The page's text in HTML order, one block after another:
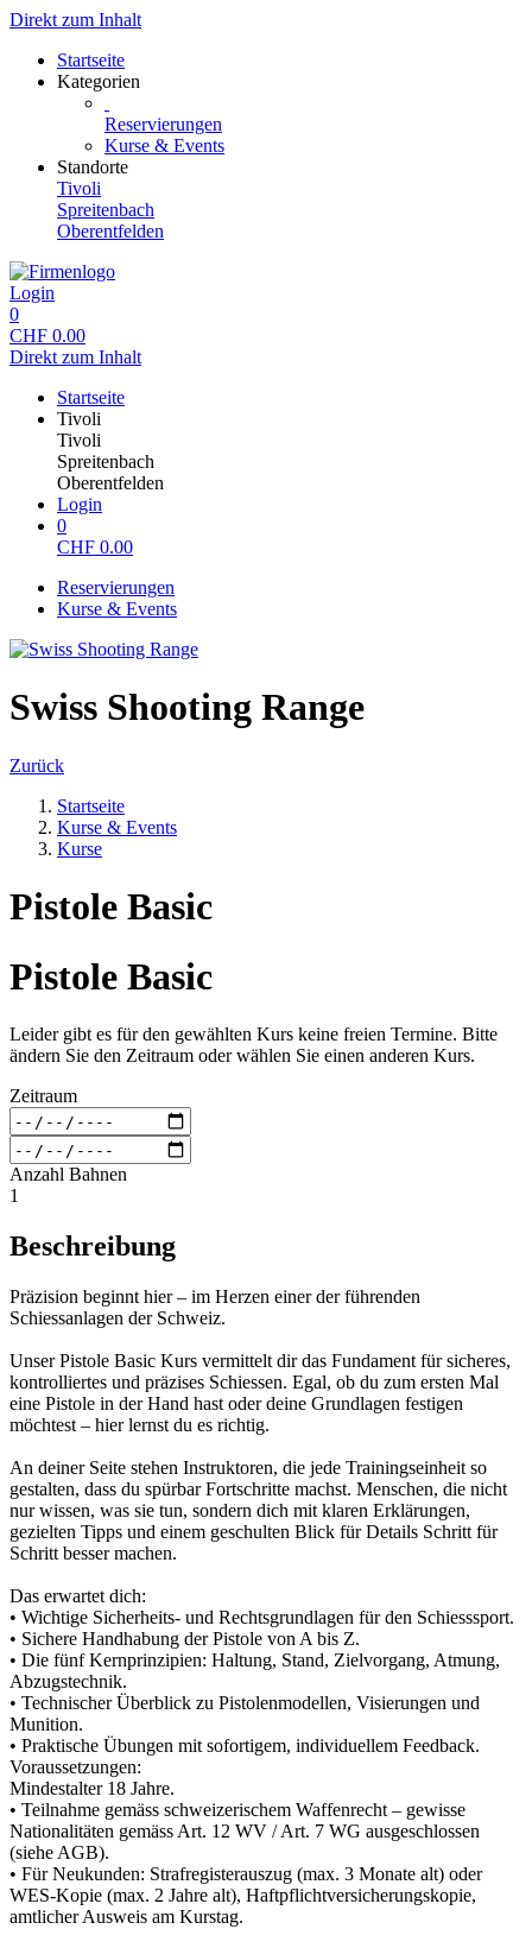
Direkt zum Inhalt
Startseite
Kategorien
Reservierungen
Kurse & Events
Standorte
Tivoli
Spreitenbach
Oberentfelden
Login
0
CHF 0.00
Direkt zum Inhalt
Startseite
Tivoli
Tivoli
Spreitenbach
Oberentfelden
Login
0
CHF 0.00
Reservierungen
Kurse & Events
Swiss Shooting Range
Zurück
Startseite
Kurse & Events
Kurse
Pistole Basic
Pistole Basic
Leider gibt es für den gewählten Kurs keine freien Termine. Bitte
ändern Sie den Zeitraum oder wählen Sie einen anderen Kurs.
Zeitraum
Anzahl Bahnen
1
Beschreibung
Präzision beginnt hier – im Herzen einer der führenden
Schiessanlagen der Schweiz.
Unser Pistole Basic Kurs vermittelt dir das Fundament für sicheres,
kontrolliertes und präzises Schiessen. Egal, ob du zum ersten Mal
eine Pistole in der Hand hast oder deine Grundlagen festigen
möchtest – hier lernst du es richtig.
An deiner Seite stehen Instruktoren, die jede Trainingseinheit so
gestalten, dass du spürbar Fortschritte machst. Menschen, die nicht
nur wissen, was sie tun, sondern dich mit klaren Erklärungen,
gezielten Tipps und einem geschulten Blick für Details Schritt für
Schritt besser machen.
Das erwartet dich:
• Wichtige Sicherheits- und Rechtsgrundlagen für den Schiesssport.
• Sichere Handhabung der Pistole von A bis Z.
• Die fünf Kernprinzipien: Haltung, Stand, Zielvorgang, Atmung,
Abzugstechnik.
• Technischer Überblick zu Pistolenmodellen, Visierungen und
Munition.
• Praktische Übungen mit sofortigem, individuellem Feedback.
Voraussetzungen:
Mindestalter 18 Jahre.
• Teilnahme gemäss schweizerischem Waffenrecht – gewisse
Nationalitäten gemäss Art. 12 WV / Art. 7 WG ausgeschlossen
(siehe AGB).
• Für Neukunden: Strafregisterauszug (max. 3 Monate alt) oder
WES-Kopie (max. 2 Jahre alt), Haftpflichtversicherungskopie,
amtlicher Ausweis am Kurstag.